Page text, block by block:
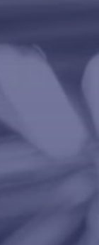
си
банки.
посяха